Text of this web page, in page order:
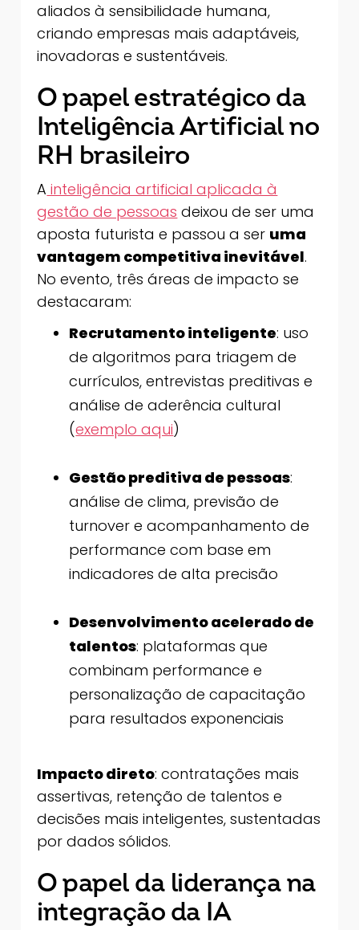
aliados à sensibilidade humana,
criando empresas mais adaptáveis,
inovadoras e sustentáveis.
O papel estratégico da
Inteligência Artificial no
RH brasileiro
A inteligência artificial aplicada à
gestão de pessoas deixou de ser uma
aposta futurista e passou a ser uma
vantagem competitiva inevitável.
No evento, três áreas de impacto se
destacaram:
Recrutamento inteligente: uso
de algoritmos para triagem de
currículos, entrevistas preditivas e
análise de aderência cultural
(exemplo aqui)
Gestão preditiva de pessoas:
análise de clima, previsão de
turnover e acompanhamento de
performance com base em
indicadores de alta precisão
Desenvolvimento acelerado de
talentos: plataformas que
combinam performance e
personalização de capacitação
para resultados exponenciais
Impacto direto: contratações mais
assertivas, retenção de talentos e
decisões mais inteligentes, sustentadas
por dados sólidos.
O papel da liderança na
integração da IA